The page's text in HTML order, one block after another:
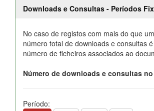
Downloads e Consultas - Períodos
No caso de registos com mais do que
número total de downloads e consultas
número de ficheiros associados ao
Número de downloads e consultas
Período: